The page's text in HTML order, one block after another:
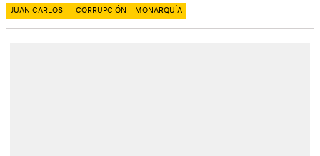
JUAN CARLOS I CORRUPCIÓN MONARQUÍA